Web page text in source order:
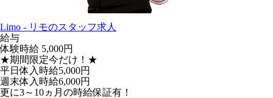
Limo - リモのスタッフ求人
給与
体験時給 5,000円
★期間限定今だけ！★
平日体入時給5,000円
週末体入時給6,000円
更に3～10ヵ月の時給保証有！